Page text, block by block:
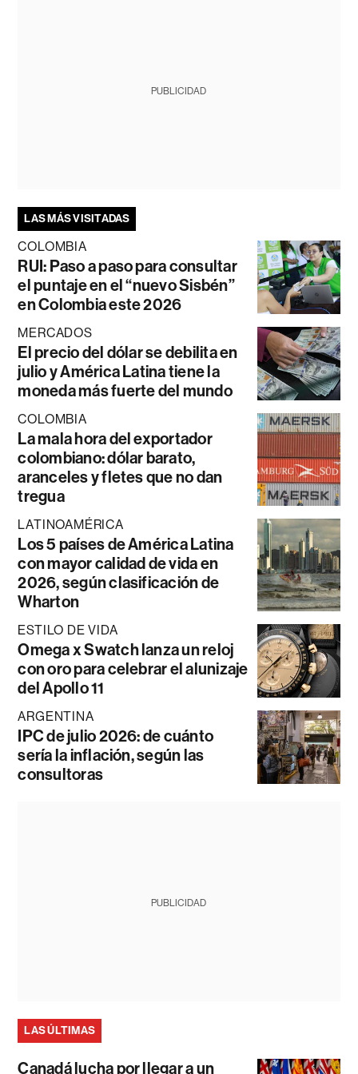
PUBLICIDAD
LAS MÁS VISITADAS
COLOMBIA
RUI: Paso a paso para consultar
el puntaje en el “nuevo Sisbén”
en Colombia este 2026
MERCADOS
El precio del dólar se debilita en
julio y América Latina tiene la
moneda más fuerte del mundo
COLOMBIA
La mala hora del exportador
colombiano: dólar barato,
aranceles y fletes que no dan
tregua
LATINOAMÉRICA
Los 5 países de América Latina
con mayor calidad de vida en
2026, según clasificación de
Wharton
ESTILO DE VIDA
Omega x Swatch lanza un reloj
con oro para celebrar el alunizaje
del Apollo 11
ARGENTINA
IPC de julio 2026: de cuánto
sería la inflación, según las
consultoras
PUBLICIDAD
LAS ÚLTIMAS
Canadá lucha por llegar a un